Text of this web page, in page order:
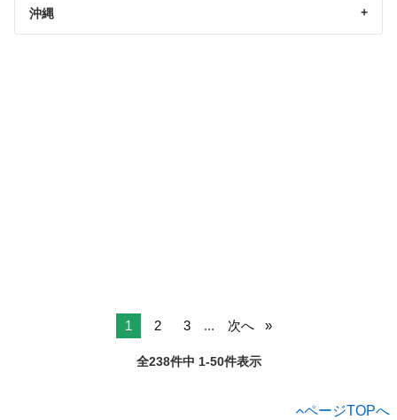
沖縄
1 2 3 ... 次へ
全238件中 1-50件表示
ページTOPへ